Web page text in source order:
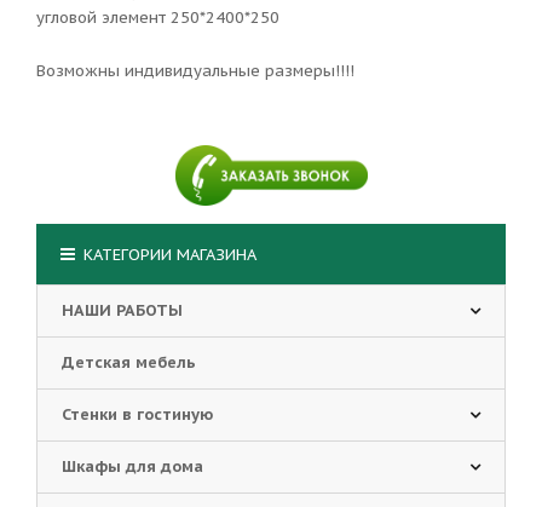
угловой элемент 250*2400*250
Возможны индивидуальные размеры!!!!
КАТЕГОРИИ МАГАЗИНА
НАШИ РАБОТЫ
Детская мебель
Стенки в гостиную
Шкафы для дома